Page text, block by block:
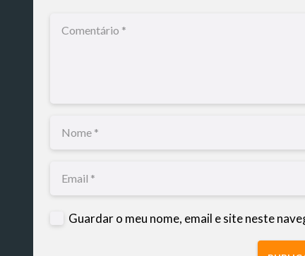
Guardar o meu nome, email e site neste